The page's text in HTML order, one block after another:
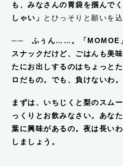
も、みなさんの胃袋を掴んで
しゃい」
とひっそりと願いを
── ふぅん……。「MOMOE
スナックだけど、ごはんも美
たにお出しするのはちょっと
ロだもの。でも、負けないわ。
まずは、いちじくと梨のスム
っくりとお飲みなさい。あな
葉に興味があるの。夜は長い
しましょう。